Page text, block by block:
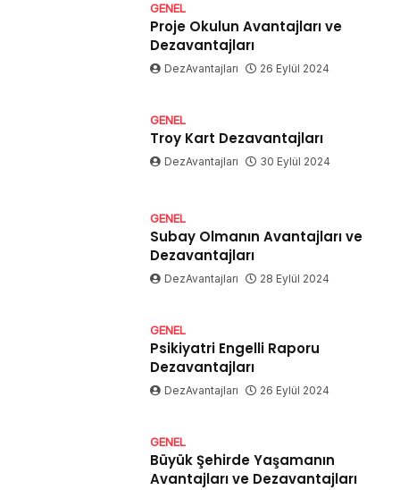
GENEL
Proje Okulun Avantajları ve
Dezavantajları
DezAvantajları 26 Eylül 2024
GENEL
Troy Kart Dezavantajları
DezAvantajları 30 Eylül 2024
GENEL
Subay Olmanın Avantajları ve
Dezavantajları
DezAvantajları 28 Eylül 2024
GENEL
Psikiyatri Engelli Raporu
Dezavantajları
DezAvantajları 26 Eylül 2024
GENEL
Büyük Şehirde Yaşamanın
Avantajları ve Dezavantajları